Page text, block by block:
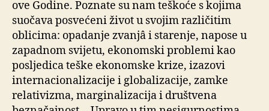
ove Godine. Poznate su nam teškoće s kojima
suočava posvećeni život u svojim različitim
oblicima: opadanje zvanjâ i starenje, napose u
zapadnom svijetu, ekonomski problemi kao
posljedica teške ekonomske krize, izazovi
internacionalizacije i globalizacije, zamke
relativizma, marginalizacija i društvena